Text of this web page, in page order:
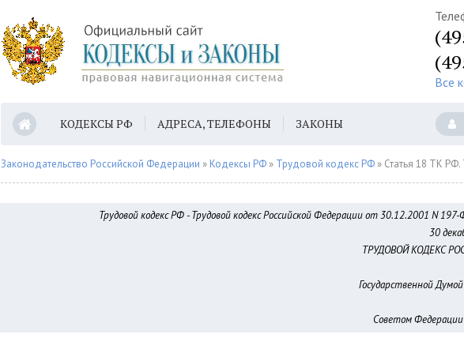
Все
КОДЕКСЫ РФ АДРЕСА, ТЕЛЕФОНЫ ЗАКОНЫ
Законодательство Российской Федерации » Кодексы РФ » Трудовой кодекс РФ » Статья 18 ТК РФ. Трудовые отношения, возникающие на
Трудовой кодекс РФ - Трудовой кодекс Российской Федерации от 30.12.2001 N
30
ТРУДОВОЙ КОДЕКС
Государственной
Советом Федерации